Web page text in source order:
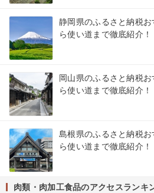
静岡県のふるさと納税
ら使い道まで徹底紹介！
岡山県のふるさと納税
ら使い道まで徹底紹介！
島根県のふるさと納税
ら使い道まで徹底紹介！
肉類・肉加工食品のアクセスランキ